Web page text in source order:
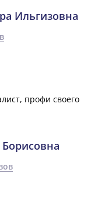
Ильгизовна
профи своего